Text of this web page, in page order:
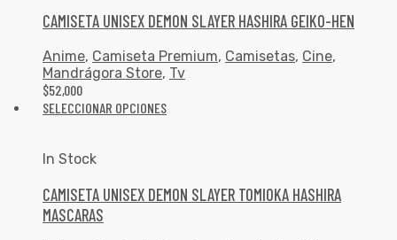
CAMISETA UNISEX DEMON SLAYER HASHIRA GEIKO-HEN
Anime, Camiseta Premium, Camisetas, Cine,
Mandrágora Store, Tv
$52,000
SELECCIONAR OPCIONES
In Stock
CAMISETA UNISEX DEMON SLAYER TOMIOKA HASHIRA
MASCARAS